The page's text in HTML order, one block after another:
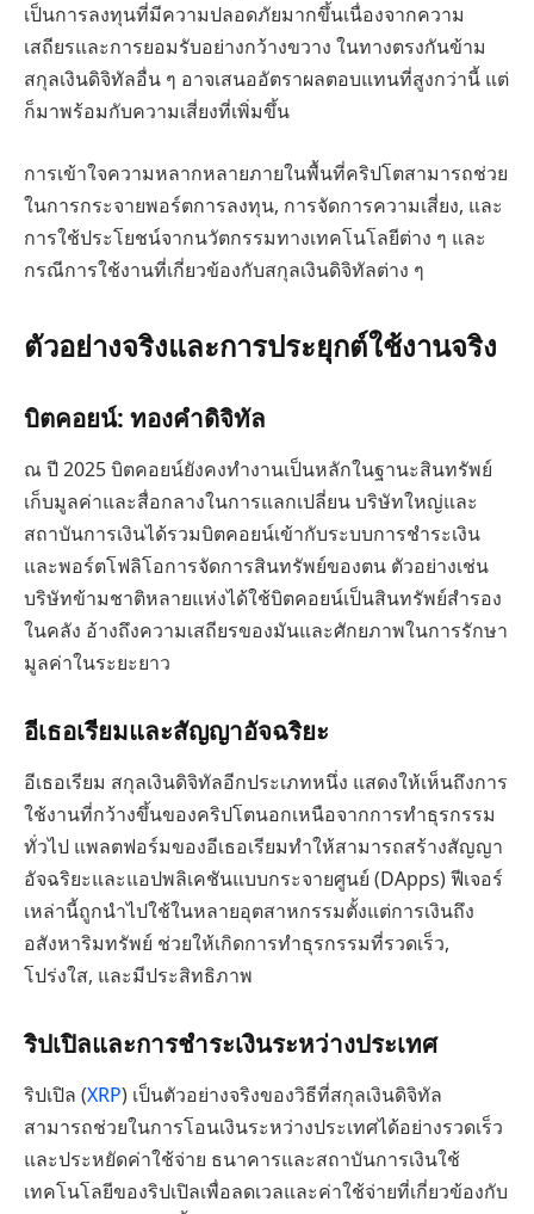
เป็นการลงทุนที่มีความปลอดภัยมากขึ้นเนื่องจากความ
เสถียรและการยอมรับอย่างกว้างขวาง ในทางตรงกันข้าม
สกุลเงินดิจิทัลอื่น ๆ อาจเสนออัตราผลตอบแทนที่สูงกว่านี้ แต่
ก็มาพร้อมกับความเสี่ยงที่เพิ่มขึ้น
การเข้าใจความหลากหลายภายในพื้นที่คริปโตสามารถช่วย
ในการกระจายพอร์ตการลงทุน, การจัดการความเสี่ยง, และ
การใช้ประโยชน์จากนวัตกรรมทางเทคโนโลยีต่าง ๆ และ
กรณีการใช้งานที่เกี่ยวข้องกับสกุลเงินดิจิทัลต่าง ๆ
ตัวอย่างจริงและการประยุกต์ใช้งานจริง
บิตคอยน์: ทองคำดิจิทัล
ณ ปี 2025 บิตคอยน์ยังคงทำงานเป็นหลักในฐานะสินทรัพย์
เก็บมูลค่าและสื่อกลางในการแลกเปลี่ยน บริษัทใหญ่และ
สถาบันการเงินได้รวมบิตคอยน์เข้ากับระบบการชำระเงิน
และพอร์ตโฟลิโอการจัดการสินทรัพย์ของตน ตัวอย่างเช่น
บริษัทข้ามชาติหลายแห่งได้ใช้บิตคอยน์เป็นสินทรัพย์สำรอง
ในคลัง อ้างถึงความเสถียรของมันและศักยภาพในการรักษา
มูลค่าในระยะยาว
อีเธอเรียมและสัญญาอัจฉริยะ
อีเธอเรียม สกุลเงินดิจิทัลอีกประเภทหนึ่ง แสดงให้เห็นถึงการ
ใช้งานที่กว้างขึ้นของคริปโตนอกเหนือจากการทำธุรกรรม
ทั่วไป แพลตฟอร์มของอีเธอเรียมทำให้สามารถสร้างสัญญา
อัจฉริยะและแอปพลิเคชันแบบกระจายศูนย์ (DApps) ฟีเจอร์
เหล่านี้ถูกนำไปใช้ในหลายอุตสาหกรรมตั้งแต่การเงินถึง
อสังหาริมทรัพย์ ช่วยให้เกิดการทำธุรกรรมที่รวดเร็ว,
โปร่งใส, และมีประสิทธิภาพ
ริปเปิลและการชำระเงินระหว่างประเทศ
ริปเปิล (XRP) เป็นตัวอย่างจริงของวิธีที่สกุลเงินดิจิทัล
สามารถช่วยในการโอนเงินระหว่างประเทศได้อย่างรวดเร็ว
และประหยัดค่าใช้จ่าย ธนาคารและสถาบันการเงินใช้
เทคโนโลยีของริปเปิลเพื่อลดเวลและค่าใช้จ่ายที่เกี่ยวข้องกับ